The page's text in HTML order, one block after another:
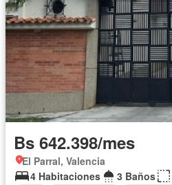
Bs 642.398/mes
El Parral, Valencia
4 Habitaciones
3 Baños